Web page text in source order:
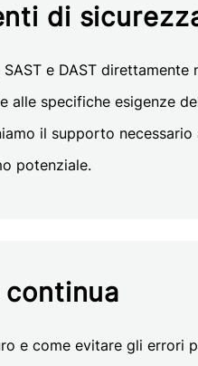
di
e DAST direttamente
alle specifiche esigenze
il supporto
potenziale.
e come evitare gli errori